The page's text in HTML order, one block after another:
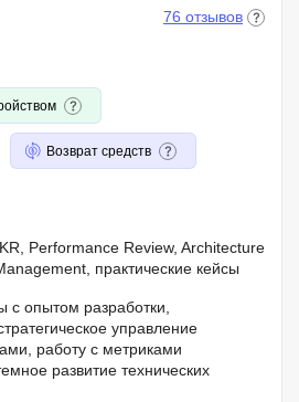
76 отзывов
Возврат средств
Performance Review, Architecture
практические кейсы
с опытом разработки,
управление
работу с метриками
развитие технических